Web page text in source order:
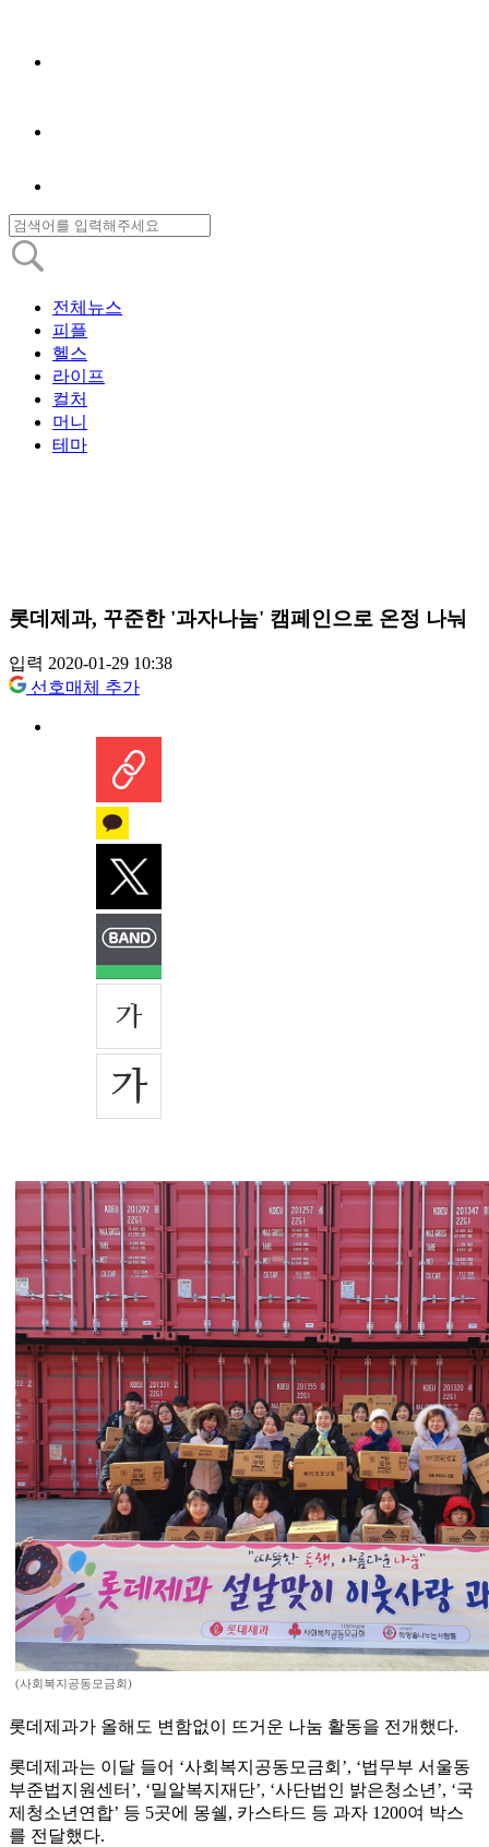
전체뉴스
피플
헬스
라이프
컬처
머니
테마
롯데제과, 꾸준한 '과자나눔' 캠페인으로 온정 나눠
입력 2020-01-29 10:38
선호매체 추가
(사회복지공동모금회)
롯데제과가 올해도 변함없이 뜨거운 나눔 활동을 전개했다.
롯데제과는 이달 들어 ‘사회복지공동모금회’, ‘법무부 서울동
부준법지원센터’, ‘밀알복지재단’, ‘사단법인 밝은청소년’, ‘국
제청소년연합’ 등 5곳에 몽쉘, 카스타드 등 과자 1200여 박스
를 전달했다.